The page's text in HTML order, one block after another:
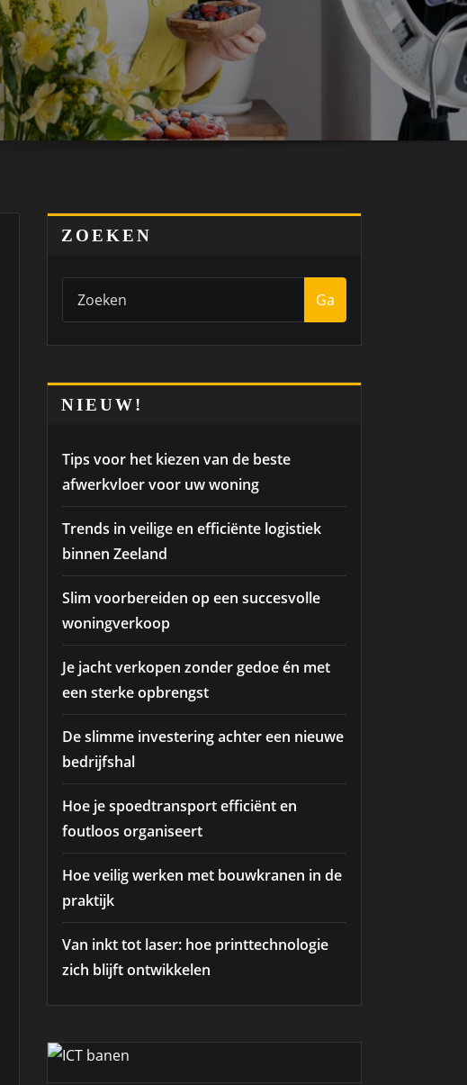
ZOEKEN
Ga
NIEUW!
Tips voor het kiezen van de beste
afwerkvloer voor uw woning
Trends in veilige en efficiënte logistiek
binnen Zeeland
Slim voorbereiden op een succesvolle
woningverkoop
Je jacht verkopen zonder gedoe én met
een sterke opbrengst
De slimme investering achter een nieuwe
bedrijfshal
Hoe je spoedtransport efficiënt en
foutloos organiseert
Hoe veilig werken met bouwkranen in de
praktijk
Van inkt tot laser: hoe printtechnologie
zich blijft ontwikkelen